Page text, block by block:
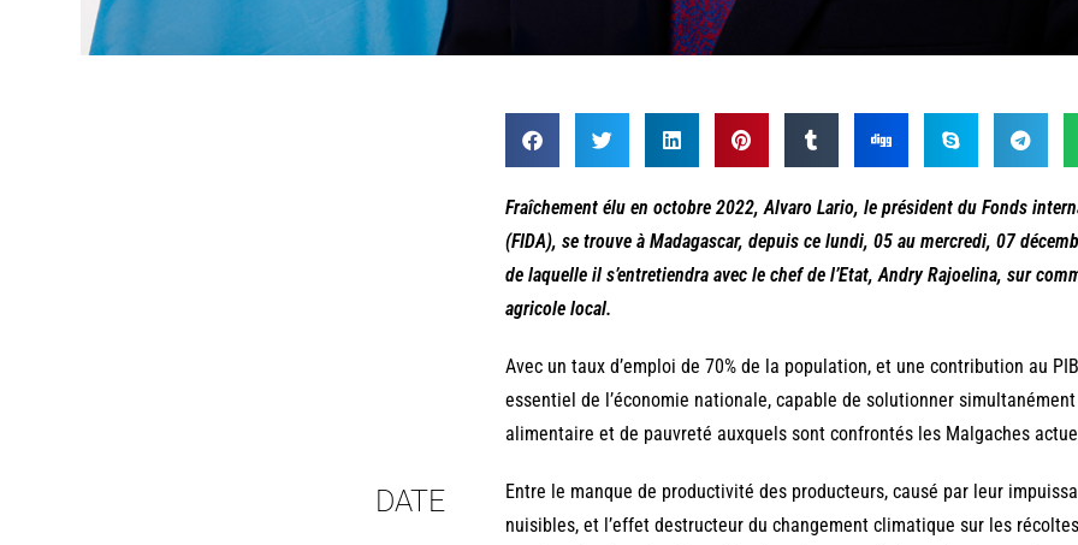
DATE
Fraîchement élu en octobre 2022, Alvaro Lario, le président du Fonds
(FIDA), se trouve à Madagascar, depuis ce lundi, 05 au mercredi, 07
de laquelle il s’entretiendra avec le chef de l’Etat, Andry Rajoelina, sur
agricole local.
Avec un taux d’emploi de 70% de la population, et une contribution au
essentiel de l’économie nationale, capable de solutionner
alimentaire et de pauvreté auxquels sont confrontés les Malgaches
Entre le manque de productivité des producteurs, causé par leur
nuisibles, et l’effet destructeur du changement climatique sur les